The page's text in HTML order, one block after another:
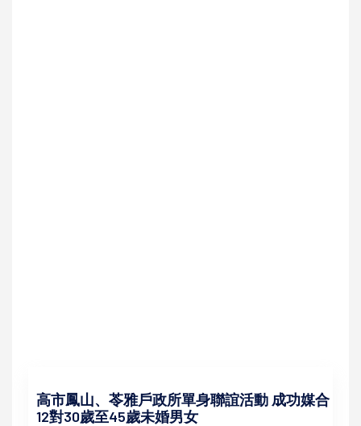
高市鳳山、苓雅戶政所單身聯誼活動 成功媒合
12對30歲至45歲未婚男女